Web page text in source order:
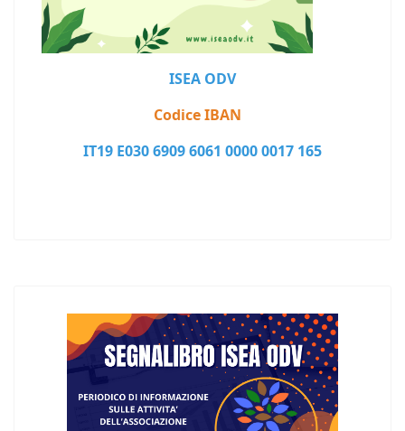
ISEA ODV
Codice IBAN
IT19 E030 6909 6061 0000 0017 165